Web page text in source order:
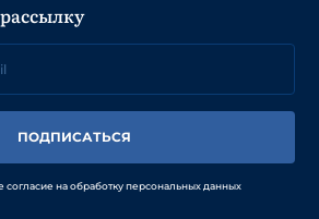
ПОДПИСАТЬСЯ
согласие на обработку персональных данных